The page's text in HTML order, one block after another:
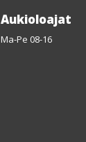
Aukioloajat
Ma-Pe 08-16